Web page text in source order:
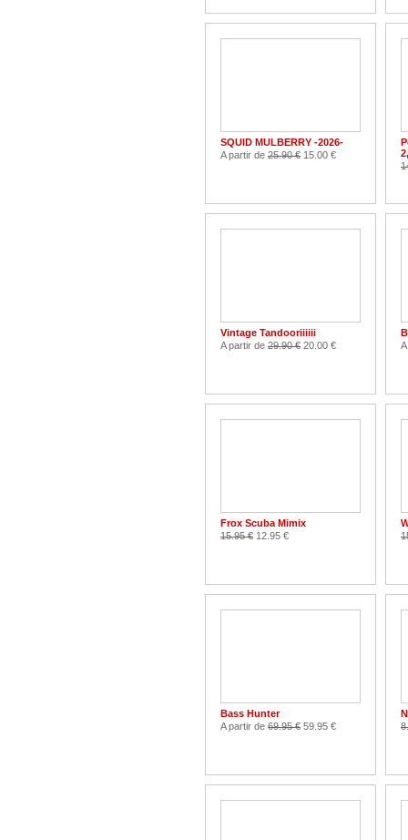
SQUID MULBERRY -2026-
A partir de 25.90 € 15.00 €
Vintage Tandooriiiiii
A partir de 29.90 € 20.00 €
Frox Scuba Mimix
15.95 € 12.95 €
Bass Hunter
A partir de 69.95 € 59.95 €